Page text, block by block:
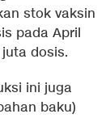
stok vaksin
pada April
dosis.
ini juga
baku)